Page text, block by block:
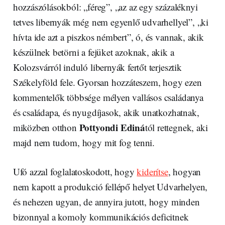
hozzászólásokból: „féreg”, „az az egy százaléknyi
tetves libernyák még nem egyenlő udvarhellyel”, „ki
hívta ide azt a piszkos némbert”, ó, és vannak, akik
készülnek betörni a fejüket azoknak, akik a
Kolozsvárról induló libernyák fertőt terjesztik
Székelyföld fele. Gyorsan hozzáteszem, hogy ezen
kommentelők többsége mélyen vallásos családanya
és családapa, és nyugdíjasok, akik unatkozhatnak,
miközben otthon Pottyondi Edinától rettegnek, aki
majd nem tudom, hogy mit fog tenni.
Ufó azzal foglalatoskodott, hogykiderítse, hogyan
nem kapott a produkció fellépő helyet Udvarhelyen,
és nehezen ugyan, de annyira jutott, hogy minden
bizonnyal a komoly kommunikációs deficitnek